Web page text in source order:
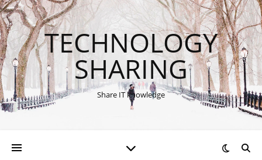
TECHNOLOGY
SHARING
Share IT knowledge